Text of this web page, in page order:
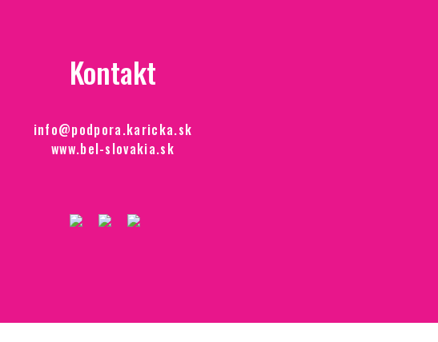
Kontakt
info@podpora.karicka.sk
www.bel-slovakia.sk